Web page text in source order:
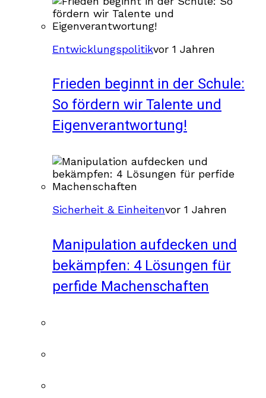
Entwicklungspolitikvor 1 Jahren
Frieden beginnt in der Schule:
So fördern wir Talente und
Eigenverantwortung!
Sicherheit & Einheitenvor 1 Jahren
Manipulation aufdecken und
bekämpfen: 4 Lösungen für
perfide Machenschaften